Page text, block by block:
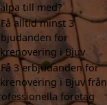
till med?
Få alltid minst 3
för
i Bjuv
Få 3 erbjudanden för
i Bjuv från
företag